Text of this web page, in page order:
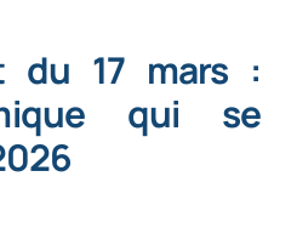
du 17 mars :
qui se